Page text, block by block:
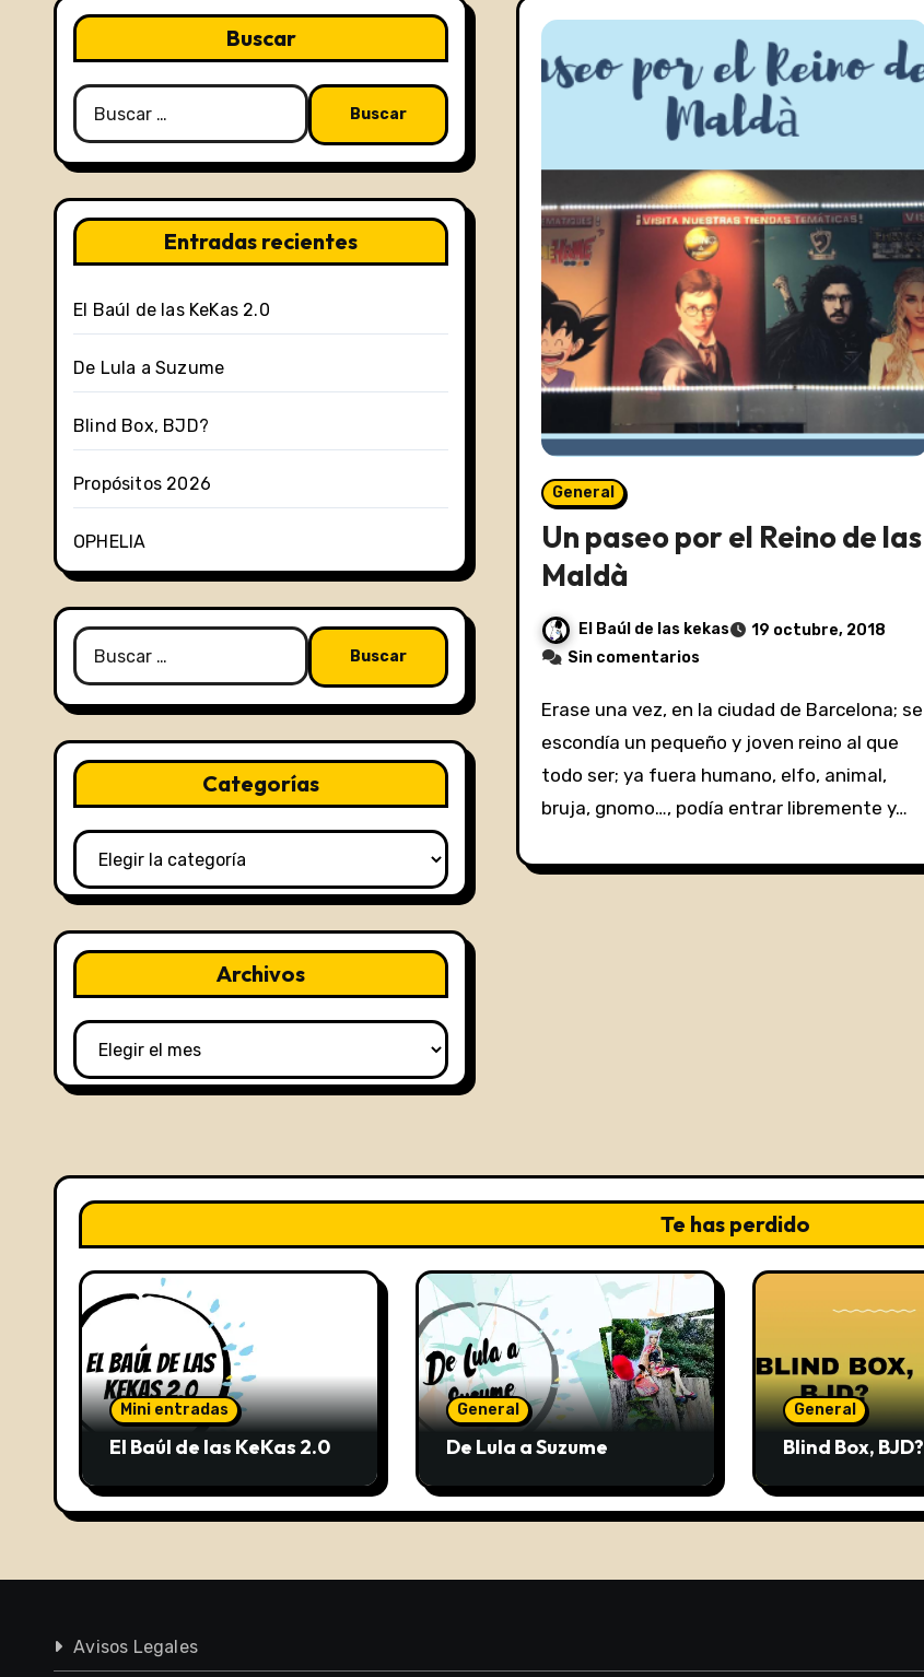
Buscar
Buscar:
Entradas recientes
El Baúl de las KeKas 2.0
De Lula a Suzume
Blind Box, BJD?
Propósitos 2026
OPHELIA
Buscar:
Categorías
Categorías
Archivos
Archivos
General
Un paseo por el Reino de las
Maldà
El Baúl de las kekas
19 octubre, 2018
Sin comentarios
Erase una vez, en la ciudad de Barcelona; se
escondía un pequeño y joven reino al que
todo ser; ya fuera humano, elfo, animal,
bruja, gnomo…, podía entrar libremente y…
Te has perdido
Mini entradas
El Baúl de las KeKas 2.0
General
De Lula a Suzume
General
Blind Box, BJD?
Avisos Legales